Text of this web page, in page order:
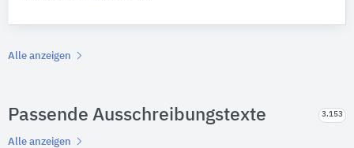
Alle anzeigen
Passende Ausschreibungstexte 3.153
Alle anzeigen